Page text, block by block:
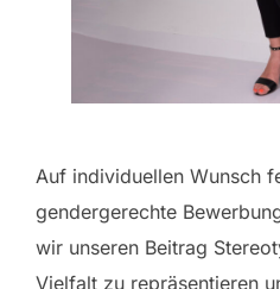
Auf individuellen Wunsch
gendergerechte
wir unseren Beitrag
Vielfalt zu repräsentieren